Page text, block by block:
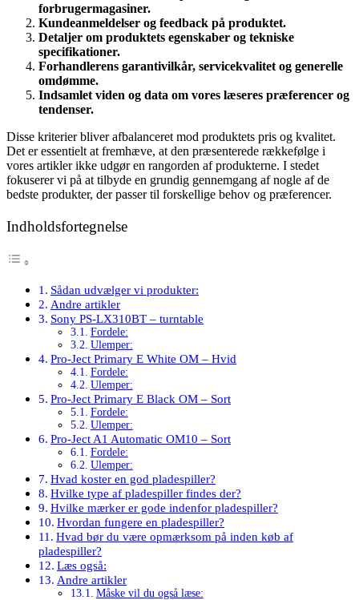
forbrugermagasiner.
Kundeanmeldelser og feedback på produktet.
Detaljer om produktets egenskaber og tekniske
specifikationer.
Forhandlerens garantivilkår, servicekvalitet og generelle
omdømme.
Indsamlet viden og data om vores læseres præferencer og
tendenser.
Disse kriterier bliver afbalanceret mod produktets pris og kvalitet.
Det er essentielt at fremhæve, at den præsenterede rækkefølge i
vores artikler ikke udgør en rangorden af produkterne. I stedet
fokuserer vi på at tilbyde en grundig gennemgang af nogle af de
bedste produkter, der passer til forskellige behov og præferencer.
Indholdsfortegnelse
Sådan udvælger vi produkter:
Andre artikler
Sony PS-LX310BT – turntable
Fordele:
Ulemper:
Pro-Ject Primary E White OM – Hvid
Fordele:
Ulemper:
Pro-Ject Primary E Black OM – Sort
Fordele:
Ulemper:
Pro-Ject A1 Automatic OM10 – Sort
Fordele:
Ulemper:
Hvad koster en god pladespiller?
Hvilke type af pladespiller findes der?
Hvilke mærker er gode indenfor pladespiller?
Hvordan fungere en pladespiller?
Hvad bør du være opmærksom på inden køb af
pladespiller?
Læs også:
Andre artikler
Måske vil du også læse: